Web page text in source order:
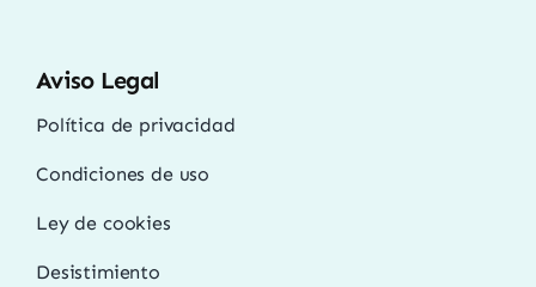
Aviso Legal
Política de privacidad
Condiciones de uso
Ley de cookies
Desistimiento